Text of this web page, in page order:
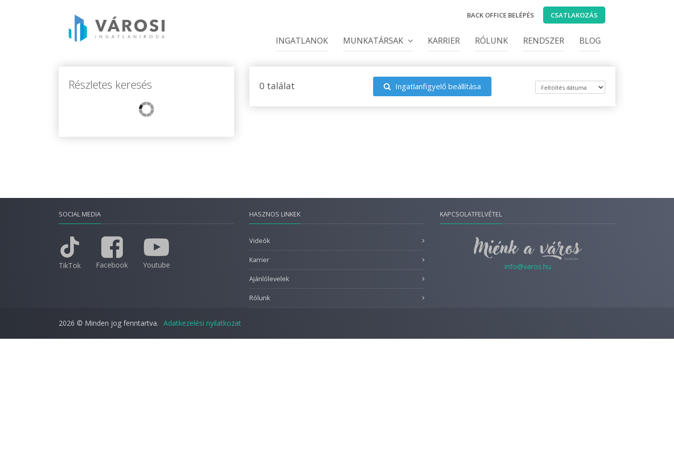
BACK OFFICE BELÉPÉS CSATLAKOZÁS
INGATLANOK MUNKATÁRSAK KARRIER RÓLUNK RENDSZER BLOG
Részletes keresés 0 találat Ingatlanfigyelő beállítása
SOCIAL MEDIA
TikTok Facebook Youtube
HASZNOS LINKEK
Videók
Karrier
Ajánlólevelek
Rólunk
KAPCSOLATFELVÉTEL
info@varos.hu
2026 © Minden jog fenntartva. Adatkezelési nyilatkozat